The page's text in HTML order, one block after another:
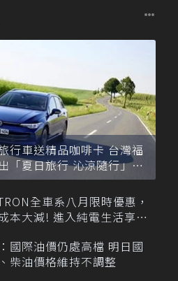
行車送精品咖啡卡 台灣福
「夏日旅行 沁涼隨行」活
全車系八月限時優惠，
本大減! 進入純電生活享
國際油價仍處高檔 明日國
柴油價格維持不調整